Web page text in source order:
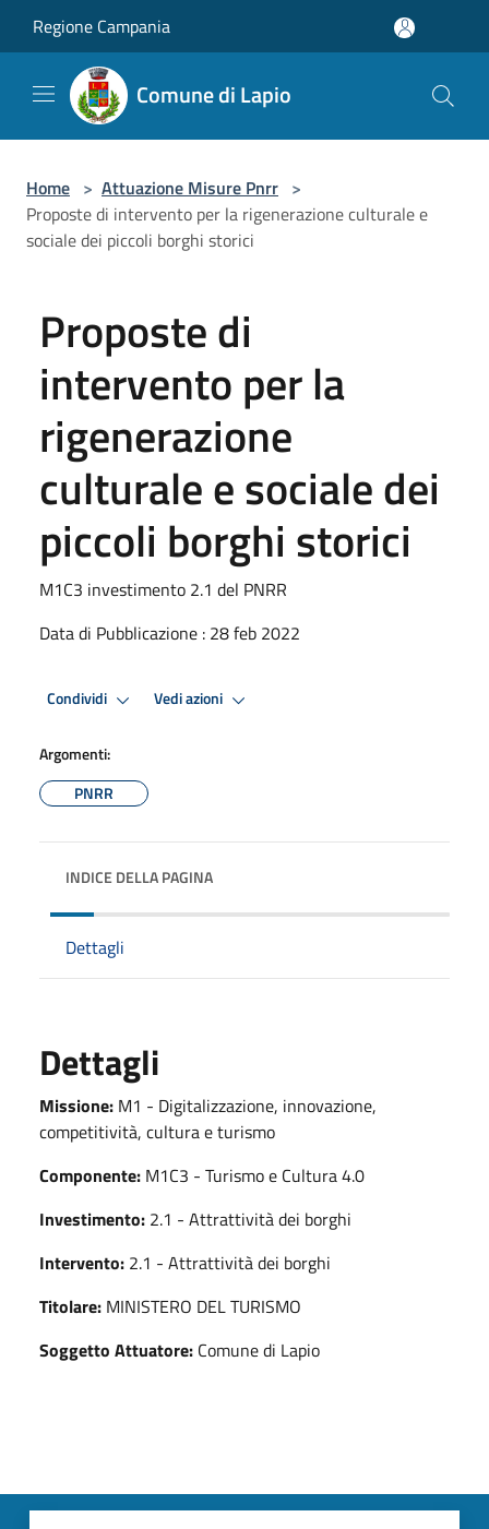
Regione Campania
Comune di Lapio
Home > Attuazione Misure Pnrr >
Proposte di intervento per la rigenerazione culturale e
sociale dei piccoli borghi storici
Proposte di
intervento per la
rigenerazione
culturale e sociale dei
piccoli borghi storici
M1C3 investimento 2.1 del PNRR
Data di Pubblicazione : 28 feb 2022
Condividi Vedi azioni
Argomenti:
PNRR
INDICE DELLA PAGINA
Dettagli
Dettagli
Missione: M1 - Digitalizzazione, innovazione,
competitività, cultura e turismo
Componente: M1C3 - Turismo e Cultura 4.0
Investimento: 2.1 - Attrattività dei borghi
Intervento: 2.1 - Attrattività dei borghi
Titolare: MINISTERO DEL TURISMO
Soggetto Attuatore: Comune di Lapio